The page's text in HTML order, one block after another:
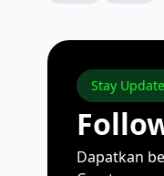
Stay
Dapatkan